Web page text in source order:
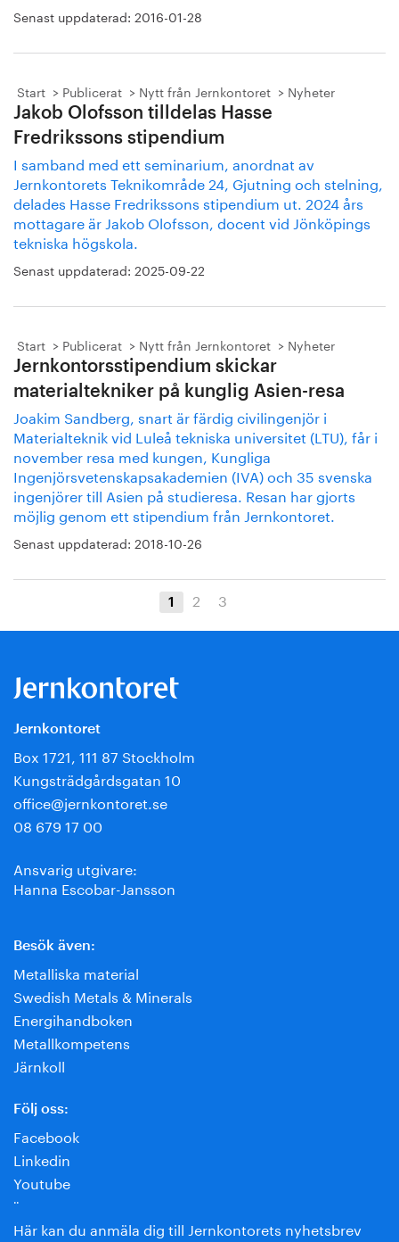
Senast uppdaterad: 2016-01-28
Start Publicerat Nytt från Jernkontoret Nyheter
Jakob Olofsson tilldelas Hasse
Fredrikssons stipendium
I samband med ett seminarium, anordnat av
Jernkontorets Teknikområde 24, Gjutning och stelning,
delades Hasse Fredrikssons stipendium ut. 2024 års
mottagare är Jakob Olofsson, docent vid Jönköpings
tekniska högskola.
Senast uppdaterad: 2025-09-22
Start Publicerat Nytt från Jernkontoret Nyheter
Jernkontorsstipendium skickar
materialtekniker på kunglig Asien-resa
Joakim Sandberg, snart är färdig civilingenjör i
Materialteknik vid Luleå tekniska universitet (LTU), får i
november resa med kungen, Kungliga
Ingenjörsvetenskapsakademien (IVA) och 35 svenska
ingenjörer till Asien på studieresa. Resan har gjorts
möjlig genom ett stipendium från Jernkontoret.
Senast uppdaterad: 2018-10-26
1 2 3
Jernkontoret
Box 1721, 111 87 Stockholm
Kungsträdgårdsgatan 10
office@jernkontoret.se
08 679 17 00
Ansvarig utgivare:
Hanna Escobar-Jansson
Besök även:
Metalliska material
Swedish Metals & Minerals
Energihandboken
Metallkompetens
Järnkoll
Följ oss:
Facebook
Linkedin
Youtube
¨
Här kan du anmäla dig till Jernkontorets nyhetsbrev